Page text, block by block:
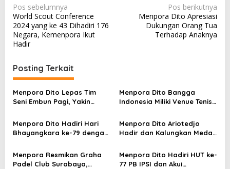
N
a
v
i
g
a
s
i
p
o
s
Pos sebelumnya
World Scout Conference
2024 yang ke 43 Dihadiri 176
Negara, Kemenpora Ikut
Hadir
Pos berikutnya
Menpora Dito Apresiasi
Dukungan Orang Tua
Terhadap Anaknya
Posting Terkait
Menpora Dito Lepas Tim
Seni Embun Pagi, Yakin
Global
Menpora Dito Bangga
Indonesia Miliki Venue Tenis
Menpora Dito Hadiri Hari
Bhayangkara ke-79 dengan
Menpora Dito Ariotedjo
Hadir dan Kalungkan Medali
Anggar Asia 2025 di Bali
Menpora Resmikan Graha
Padel Club Surabaya,
Menpora Dito Hadiri HUT ke-
77 PB IPSI dan Akui